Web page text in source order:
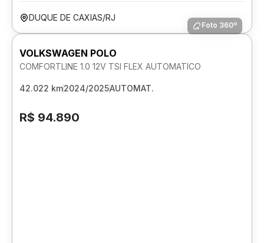
DUQUE DE CAXIAS/RJ
Foto 360º
VOLKSWAGEN POLO
COMFORTLINE 1.0 12V TSI FLEX AUTOMATICO
42.022 km2024/2025AUTOMAT.
R$ 94.890